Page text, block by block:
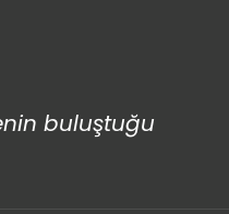
buluştuğu